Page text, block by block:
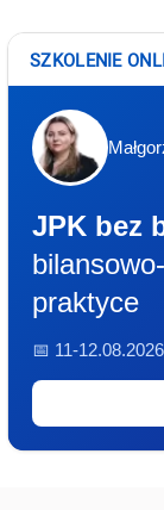
SZKOLENIE
JPK bez
praktyce
📅 11-